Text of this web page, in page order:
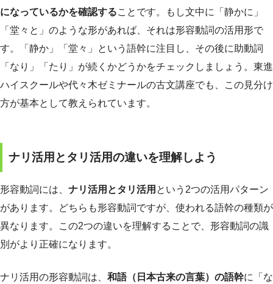
になっているかを確認することです。もし文中に「静かに」
「堂々と」のような形があれば、それは形容動詞の活用形で
す。「静か」「堂々」という語幹に注目し、その後に助動詞
「なり」「たり」が続くかどうかをチェックしましょう。東進
ハイスクールや代々木ゼミナールの古文講座でも、この見分け
方が基本として教えられています。
ナリ活用とタリ活用の違いを理解しよう
形容動詞には、 ナリ活用とタリ活用 という2つの活用パターン
があります。どちらも形容動詞ですが、使われる語幹の種類が
異なります。この2つの違いを理解することで、形容動詞の識
別がより正確になります。
ナリ活用の形容動詞は、 和語（日本古来の言葉）の語幹に「な